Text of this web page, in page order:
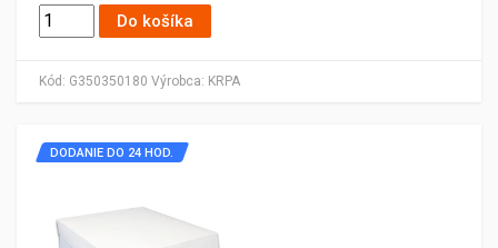
Kód: G350350180 Výrobca: KRPA
Do košíka
DODANIE DO 24 HOD.